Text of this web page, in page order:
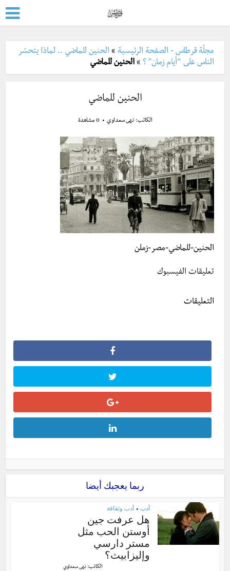
مجلّة قرطاس - الصفحة الرئيسية » الحنين للماضي .. لماذا يتحسّر
الناس على “أيام زمان” ؟ »الحنين للماضي
الحنين للماضي
الكاتب:نهى سعداوي 0 مشاهدة
الحنين-للماضي-مصر-زملن
تعليقات الفيسبوك
التعليقات
ربما يعجبك أيضا
أدب • أدب وثقافة
هل عرفت جين
أوستن الحب مثل
مستر دارسي
وإليزابيث؟
الكاتب: نهى سعداوي